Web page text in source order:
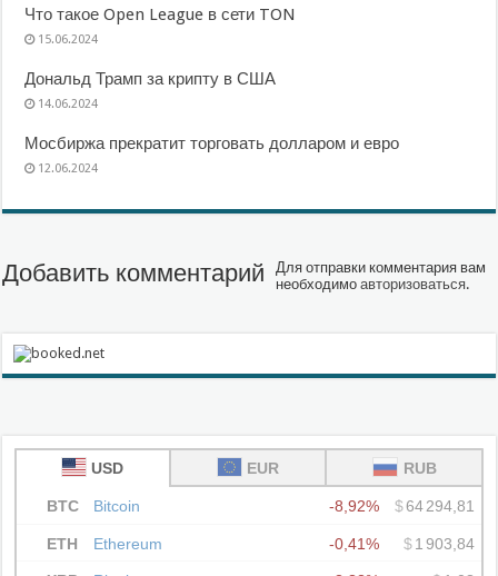
Что такое Open League в сети TON
15.06.2024
Дональд Трамп за крипту в США
14.06.2024
Мосбиржа прекратит торговать долларом и евро
12.06.2024
Добавить комментарий
Для отправки комментария вам
необходимоавторизоваться.